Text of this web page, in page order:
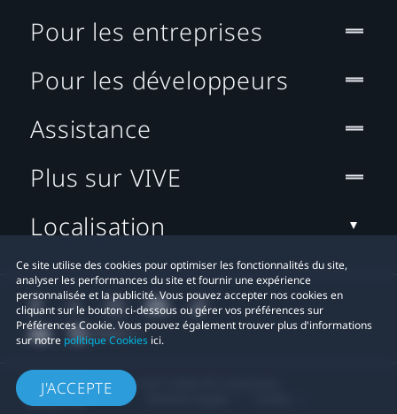
Ce site utilise des cookies pour optimiser les fonctionnalités du site,
analyser les performances du site et fournir une expérience
personnalisée et la publicité. Vous pouvez accepter nos cookies en
cliquant sur le bouton ci-dessous ou gérer vos préférences sur
Préférences Cookie. Vous pouvez également trouver plus d'informations
sur notre politique Cookies ici.
J'ACCEPTE
Pour les entreprises
Pour les développeurs
Assistance
Plus sur VIVE
Localisation
© 2011-2026 HTC Corporation